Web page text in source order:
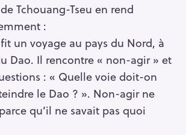
Tchouang-Tseu en rend
:
un voyage au pays du Nord, à
Dao. Il rencontre « non-agir » et
: « Quelle voie doit-on
le Dao ? ». Non-agir ne
qu’il ne savait pas quoi